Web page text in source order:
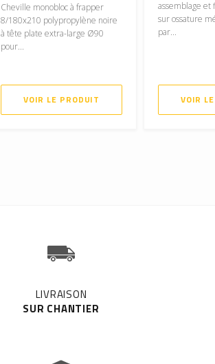
Cheville monobloc à frapper
8/180x210 polypropylène noire
à tête plate extra-large Ø90
pour...
VOIR LE PRODUIT
assemblage et
sur ossature
par...
VOIR
LIVRAISON
SUR CHANTIER